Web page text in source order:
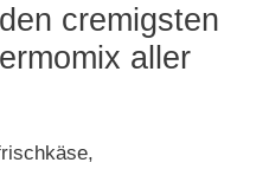
cremigsten
aller